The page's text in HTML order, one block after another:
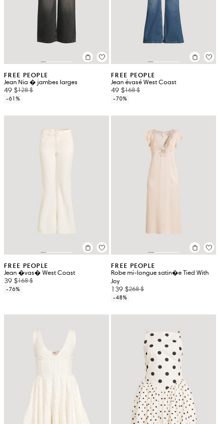
FREE PEOPLE
Jean Nia � jambes larges
49 $128 $
-61%
FREE PEOPLE
Jean évasé West Coast
49 $168 $
-70%
FREE PEOPLE
Jean �vas� West Coast
39 $168 $
-76%
FREE PEOPLE
Robe mi-longue satin�e Tied With
Joy
139 $268 $
-48%